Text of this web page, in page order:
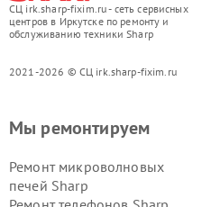
СЦ irk.sharp-fixim.ru - сеть сервисных
центров в Иркутске по ремонту и
обслуживанию техники Sharp
2021-2026 © СЦ irk.sharp-fixim.ru
Мы ремонтируем
Ремонт микроволновых
печей Sharp